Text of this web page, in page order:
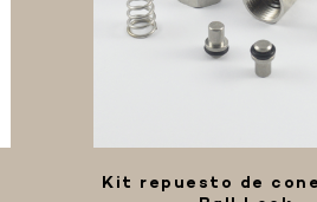
Kit repuesto de